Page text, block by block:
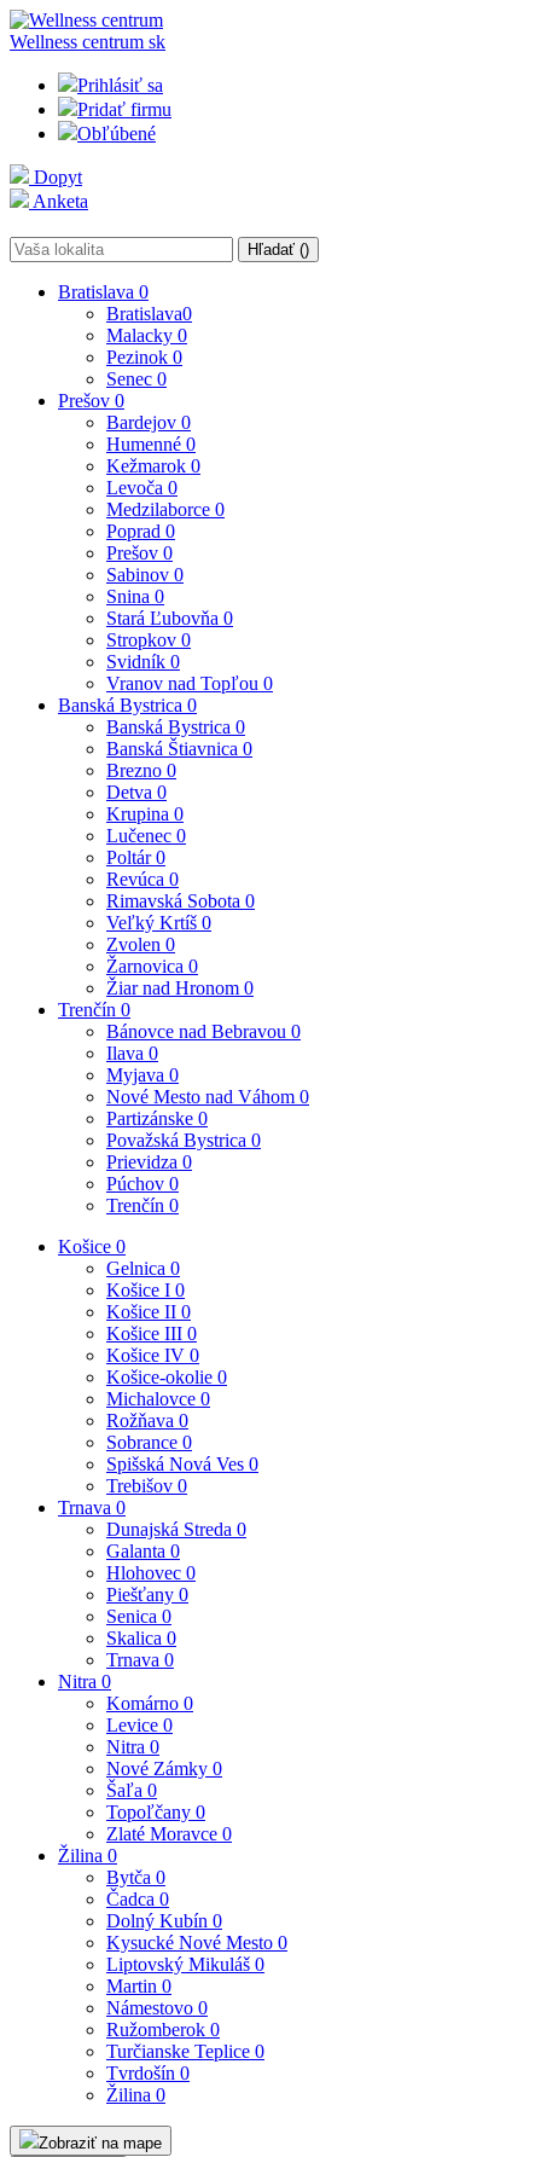
Wellness centrum sk
Prihlásiť sa
Pridať firmu
Obľúbené
Dopyt
Anketa
Hľadať ()
Bratislava 0
Bratislava0
Malacky 0
Pezinok 0
Senec 0
Prešov 0
Bardejov 0
Humenné 0
Kežmarok 0
Levoča 0
Medzilaborce 0
Poprad 0
Prešov 0
Sabinov 0
Snina 0
Stará Ľubovňa 0
Stropkov 0
Svidník 0
Vranov nad Topľou 0
Banská Bystrica 0
Banská Bystrica 0
Banská Štiavnica 0
Brezno 0
Detva 0
Krupina 0
Lučenec 0
Poltár0
Revúca 0
Rimavská Sobota 0
Veľký Krtíš 0
Zvolen 0
Žarnovica 0
Žiar nad Hronom 0
Trenčín 0
Bánovce nad Bebravou 0
Ilava 0
Myjava 0
Nové Mesto nad Váhom 0
Partizánske 0
Považská Bystrica 0
Prievidza 0
Púchov 0
Trenčín 0
Košice 0
Gelnica 0
Košice I 0
Košice II 0
Košice III 0
Košice IV 0
Košice-okolie 0
Michalovce 0
Rožňava 0
Sobrance 0
Spišská Nová Ves 0
Trebišov 0
Trnava 0
Dunajská Streda 0
Galanta 0
Hlohovec 0
Piešťany 0
Senica 0
Skalica 0
Trnava 0
Nitra 0
Komárno 0
Levice 0
Nitra 0
Nové Zámky 0
Šaľa 0
Topoľčany 0
Zlaté Moravce 0
Žilina 0
Bytča 0
Čadca 0
Dolný Kubín 0
Kysucké Nové Mesto 0
Liptovský Mikuláš 0
Martin 0
Námestovo 0
Ružomberok 0
Turčianske Teplice 0
Tvrdošín 0
Žilina 0
Zobraziť na mape